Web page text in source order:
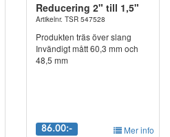
Reducering 2" till 1,5"
Artikelnr. TSR 547528
Produkten träs över slang
Invändigt mått 60,3 mm och
48,5 mm
86.00:- Mer info